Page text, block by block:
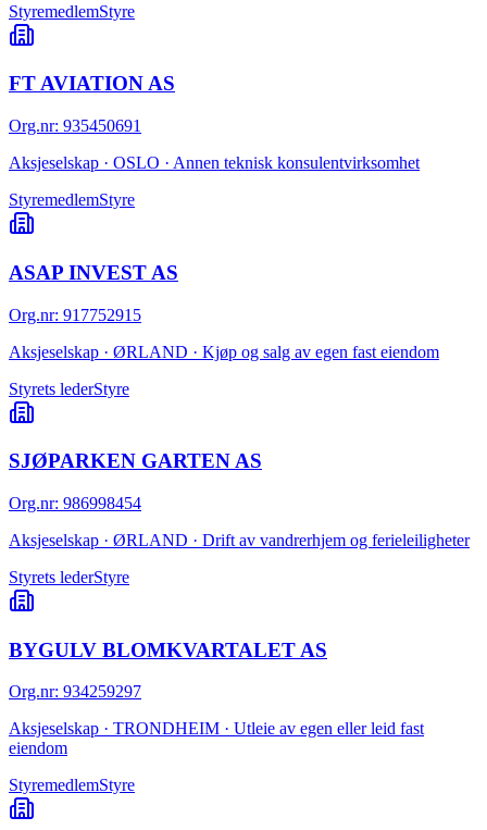
StyremedlemStyre
FT AVIATION AS
Org.nr: 935450691
Aksjeselskap · OSLO · Annen teknisk konsulentvirksomhet
StyremedlemStyre
ASAP INVEST AS
Org.nr: 917752915
Aksjeselskap · ØRLAND · Kjøp og salg av egen fast eiendom
Styrets lederStyre
SJØPARKEN GARTEN AS
Org.nr: 986998454
Aksjeselskap · ØRLAND · Drift av vandrerhjem og ferieleiligheter
Styrets lederStyre
BYGULV BLOMKVARTALET AS
Org.nr: 934259297
Aksjeselskap · TRONDHEIM · Utleie av egen eller leid fast
eiendom
StyremedlemStyre